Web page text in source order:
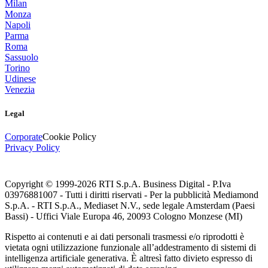
Milan
Monza
Napoli
Parma
Roma
Sassuolo
Torino
Udinese
Venezia
Legal
CorporateCookie Policy
Privacy Policy
Copyright © 1999-2026 RTI S.p.A. Business Digital - P.Iva
03976881007 - Tutti i diritti riservati - Per la pubblicità Mediamond
S.p.A. - RTI S.p.A., Mediaset N.V., sede legale Amsterdam (Paesi
Bassi) - Uffici Viale Europa 46, 20093 Cologno Monzese (MI)
Rispetto ai contenuti e ai dati personali trasmessi e/o riprodotti è
vietata ogni utilizzazione funzionale all’addestramento di sistemi di
intelligenza artificiale generativa. È altresì fatto divieto espresso di